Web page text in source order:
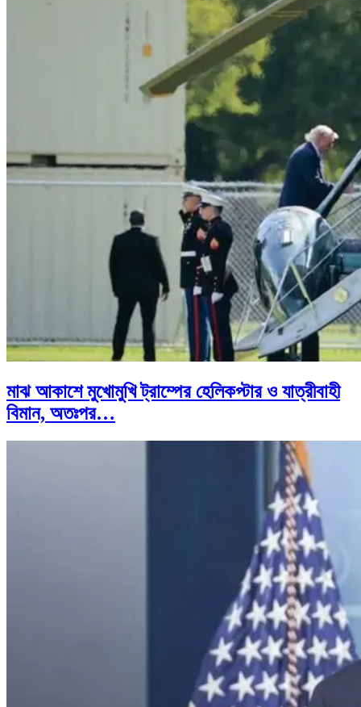
মাঝ আকাশে মুখোমুখি ট্রাম্পের হেলিকপ্টার ও যাত্রীবাহী
বিমান, অতঃপর…